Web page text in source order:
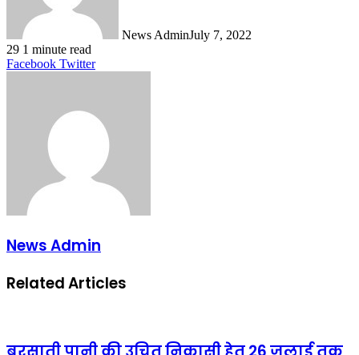
News AdminJuly 7, 2022
29 1 minute read
Facebook TwitterLinkedIn
Tumblr
Pinterest
Reddit
VKontakte
Share
Print
News Admin
Related Articles